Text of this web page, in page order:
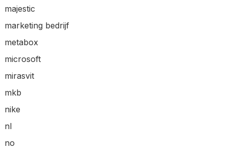
majestic
marketing bedrijf
metabox
microsoft
mirasvit
mkb
nike
nl
no